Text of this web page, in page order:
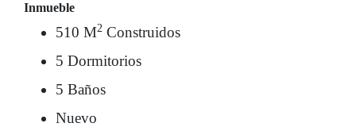
Inmueble
510 M2 Construidos
5 Dormitorios
5 Baños
Nuevo